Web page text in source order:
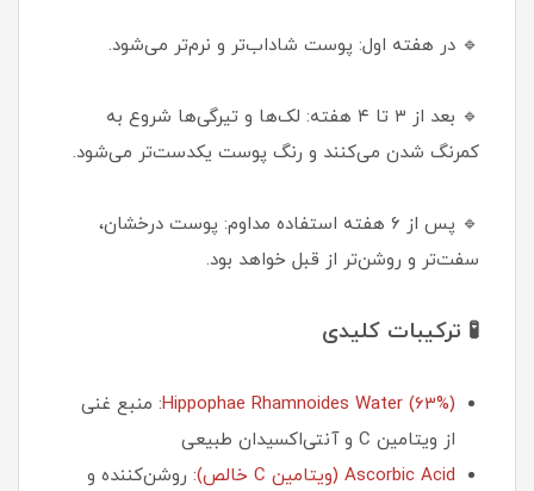
🔹 در هفته اول: پوست شاداب‌تر و نرم‌تر می‌شود.
🔹 بعد از ۳ تا ۴ هفته: لک‌ها و تیرگی‌ها شروع به
کمرنگ شدن می‌کنند و رنگ پوست یکدست‌تر می‌شود.
🔹 پس از ۶ هفته استفاده مداوم: پوست درخشان،
سفت‌تر و روشن‌تر از قبل خواهد بود.
🧪 ترکیبات کلیدی
Hippophae Rhamnoides Water (63%): منبع غنی
از ویتامین C و آنتی‌اکسیدان طبیعی
Ascorbic Acid (ویتامین C خالص)
: روشن‌کننده و